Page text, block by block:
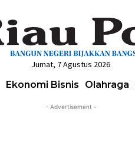
Jumat, 7 Agustus 2026
Ekonomi Bisnis Olahraga
- Advertisement -